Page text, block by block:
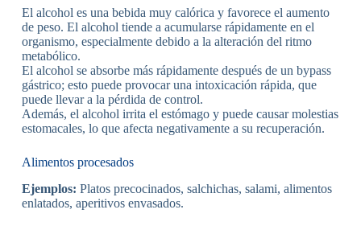
El alcohol es una bebida muy calórica y favorece el aumento
de peso. El alcohol tiende a acumularse rápidamente en el
organismo, especialmente debido a la alteración del ritmo
metabólico.
El alcohol se absorbe más rápidamente después de un bypass
gástrico; esto puede provocar una intoxicación rápida, que
puede llevar a la pérdida de control.
Además, el alcohol irrita el estómago y puede causar molestias
estomacales, lo que afecta negativamente a su recuperación.
Alimentos procesados
Ejemplos: Platos precocinados, salchichas, salami, alimentos
enlatados, aperitivos envasados.